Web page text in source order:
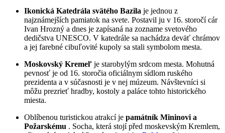
Ikonická Katedrála svätého Bazila je jednou z
najznámejších pamiatok na svete. Postavil ju v 16. storočí cár
Ivan Hrozný a dnes je zapísaná na zozname svetového
dedičstva UNESCO. V katedrále sa nachádza deväť chrámov
a jej farebné cibuľovité kupoly sa stali symbolom mesta.
Moskovský Kremeľ je starobylým srdcom mesta. Mohutná
pevnosť je od 16. storočia oficiálnym sídlom ruského
prezidenta a v súčasnosti je v nej múzeum. Návštevníci si
môžu prezrieť hradby, kostoly a paláce tohto historického
miesta.
Oblíbenou turistickou atrakcí je památník Mininovi a
Požarskému . Socha, která stojí před moskevským Kremlem,